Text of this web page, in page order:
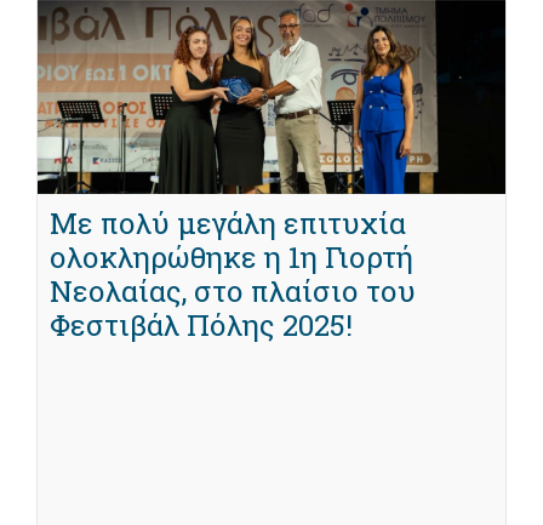
Με πολύ μεγάλη επιτυχία
ολοκληρώθηκε η 1η Γιορτή
Νεολαίας, στο πλαίσιο του
Φεστιβάλ Πόλης 2025!